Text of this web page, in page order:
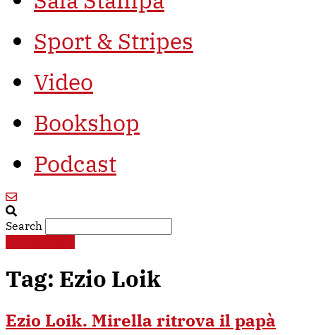
Sport & Stripes
Video
Bookshop
Podcast
Search
Tag: Ezio Loik
Ezio Loik. Mirella ritrova il papà